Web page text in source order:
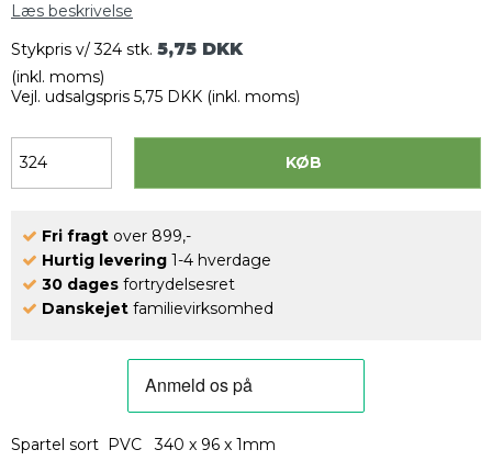
Læs beskrivelse
Stykpris v/ 324 stk. 5,75 DKK
(inkl. moms)
Vejl. udsalgspris 5,75 DKK (inkl. moms)
KØB
Fri fragt over 899,-
Hurtig levering 1-4 hverdage
30 dages fortrydelsesret
Danskejet familievirksomhed
Spartel sort PVC 340 x 96 x 1mm